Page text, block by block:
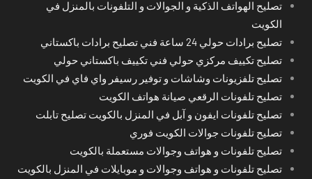
تصليح الهواتف الذكية و الجوالات و التلفونات بالمنزل في
الكويت
تصليح برادات حولي 24 ساعة فني تصليح برادات باكستاني
تصليح تكييف مركزي حولي فني تكييف باكستاني حولي
تصليح تلفزيونات وشاشات و توفير رسيفر واي فاي في الكويت
تصليح تلفونات الرقعي صيانة هواتف الكويت
تصليح تلفونات ايفون و آبل في المنزل بالكويت تصليح تابلت
تصليح تلفونات جوالات الكويت فوري
تصليح تلفونات و هواتف وجوالات مستعملة بالكويت
تصليح تلفونات و هواتف وجوالات و موبايلات في المنزل بالكويت